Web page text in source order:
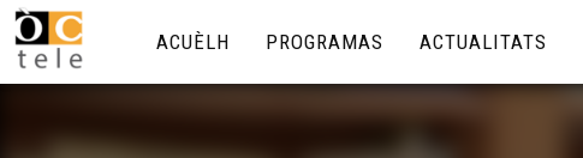
ACUÈLH PROGRAMAS ACTUALITATS